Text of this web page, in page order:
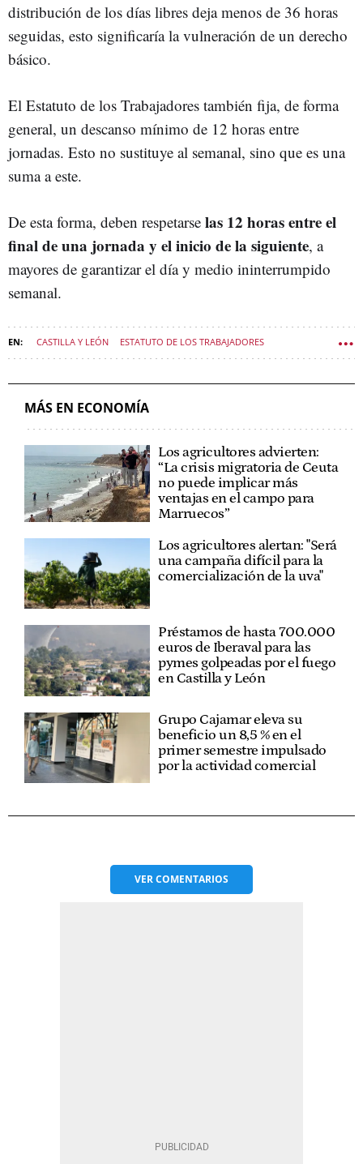
distribución de los días libres deja menos de 36 horas
seguidas, esto significaría la vulneración de un derecho
básico.
El Estatuto de los Trabajadores también fija, de forma
general, un descanso mínimo de 12 horas entre
jornadas. Esto no sustituye al semanal, sino que es una
suma a este.
De esta forma, deben respetarse las 12 horas entre el
final de una jornada y el inicio de la siguiente, a
mayores de garantizar el día y medio ininterrumpido
semanal.
CASTILLA Y LEÓN ESTATUTO DE LOS TRABAJADORES
MÁS EN ECONOMÍA
Los agricultores advierten:
“La crisis migratoria de Ceuta
no puede implicar más
ventajas en el campo para
Marruecos”
Los agricultores alertan: "Será
una campaña difícil para la
comercialización de la uva"
Préstamos de hasta 700.000
euros de Iberaval para las
pymes golpeadas por el fuego
en Castilla y León
Grupo Cajamar eleva su
beneficio un 8,5 % en el
primer semestre impulsado
por la actividad comercial
VERCOMENTARIOS